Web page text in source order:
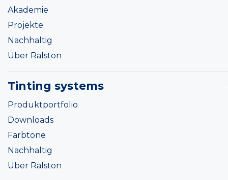
Akademie
Projekte
Nachhaltig
Über Ralston
Tinting systems
Produktportfolio
Downloads
Farbtöne
Nachhaltig
Über Ralston